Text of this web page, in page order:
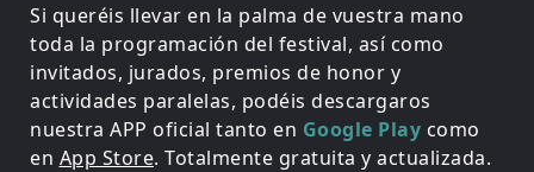
Si queréis llevar en la palma de vuestra mano
toda la programación del festival, así como
invitados, jurados, premios de honor y
actividades paralelas, podéis descargaros
nuestra APP oficial tanto en Google Play como
en App Store. Totalmente gratuita y actualizada.